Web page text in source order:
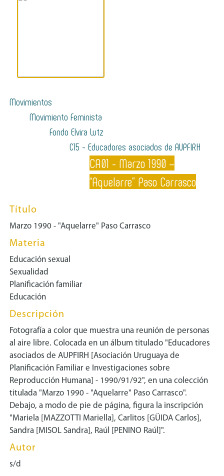
Movimientos
Movimiento Feminista
Fondo Elvira Lutz
C15 - Educadores asociados de AUPFIRH
CA01 - Marzo 1990 –
“Aquelarre” Paso Carrasco
Título
Marzo 1990 - "Aquelarre" Paso Carrasco
Materia
Educación sexual
Sexualidad
Planificación familiar
Educación
Descripción
Fotografía a color que muestra una reunión de personas
al aire libre. Colocada en un álbum titulado "Educadores
asociados de AUPFIRH [Asociación Uruguaya de
Planificación Familiar e Investigaciones sobre
Reproducción Humana] - 1990/91/92", en una colección
titulada "Marzo 1990 - "Aquelarre" Paso Carrasco".
Debajo, a modo de pie de página, figura la inscripción
"Mariela [MAZZOTTI Mariella], Carlitos [GÜIDA Carlos],
Sandra [MISOL Sandra], Raúl [PENINO Raúl]".
Autor
s/d